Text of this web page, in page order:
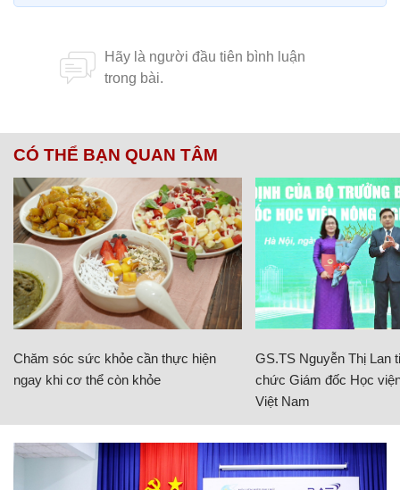
CÓ THỂ BẠN QUAN TÂM
Chăm sóc sức khỏe cần thực hiện
ngay khi cơ thể còn khỏe
GS.TS Nguyễn Thị Lan
chức Giám đốc Học
Việt Nam